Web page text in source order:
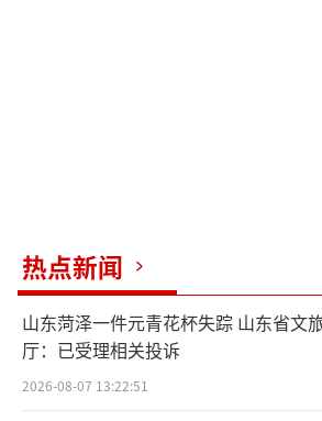
月，通过“境外钱包境内用
易，在网联平台上达到了
额达到53.19亿元，分别较去
倍和7.67倍，有力促进了外
游、边贸合作及经济活动。
（
热点新闻
山东菏泽一件元青花杯失踪 山东省文
厅：已受理相关投诉
2026-08-07 13:22:51